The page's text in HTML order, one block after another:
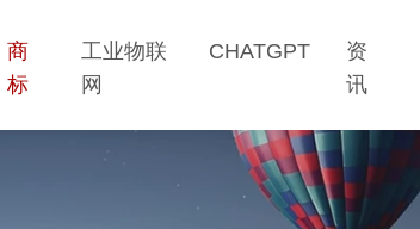
商
标
工业物联
网
CHATGPT
资
讯